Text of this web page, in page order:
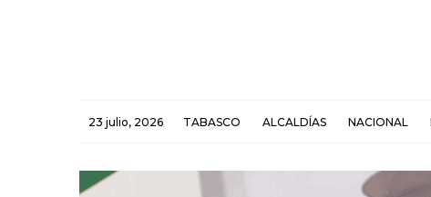
23 julio, 2026 TABASCO ALCALDÍAS NACIONAL